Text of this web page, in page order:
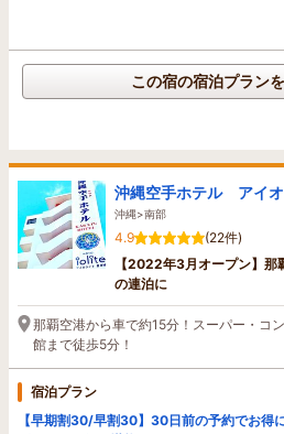
この宿の宿泊プラン
沖縄空手ホテル アイ
沖縄>南部
4.9
(22件)
【2022年3月オープン】
の連泊に
那覇空港から車で約15分！スーパー・コ
館まで徒歩5分！
宿泊プラン
【早期割30/早割30】30日前の予約でお得